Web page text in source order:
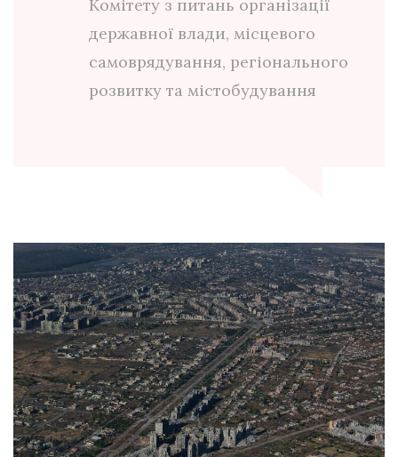
Комітету з питань організації
державної влади, місцевого
самоврядування, регіонального
розвитку та містобудування